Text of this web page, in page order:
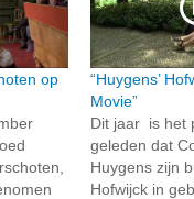
op
“Huygens’
Movie”
Dit jaar is het
geleden dat
Huygens zijn
Hofwijck in